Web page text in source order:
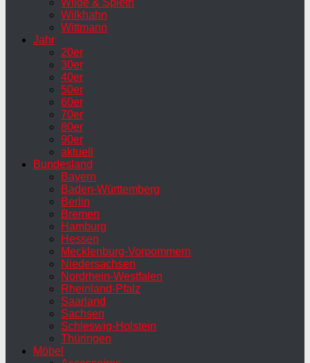
Wilkhahn
Wittmann
Jahr
20er
30er
40er
50er
60er
70er
80er
90er
aktuell
Bundesland
Bayern
Baden-Württemberg
Berlin
Bremen
Hamburg
Hessen
Mecklenburg-Vorpommern
Niedersachsen
Nordrhein-Westfalen
Rheinland-Pfalz
Saarland
Sachsen
Schleswig-Holstein
Thüringen
Möbel